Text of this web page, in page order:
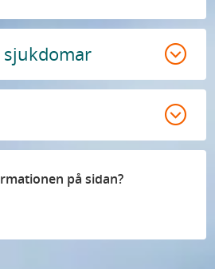
sjukdomar
på sidan?